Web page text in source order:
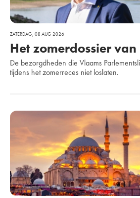
Extra
gegevens
Ja, ik ga akkoord met de
ZATERDAG, 08 AUG 2026
Het zomerdossier van
De bezorgdheden die Vlaams
tijdens het zomerreces niet loslaten.